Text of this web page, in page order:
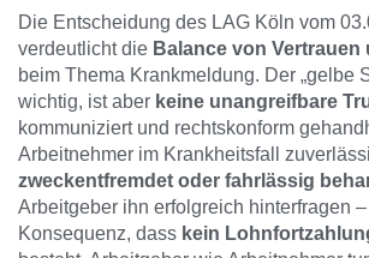
Die Entscheidung des LAG Köln vom
verdeutlicht die Balance von
beim Thema Krankmeldung. Der „gelbe
wichtig, ist aber keine unangreifbare
kommuniziert und rechtskonform
Arbeitnehmer im Krankheitsfall
zweckentfremdet oder fahrlässig
Arbeitgeber ihn erfolgreich hinterfragen
Konsequenz, dass kein